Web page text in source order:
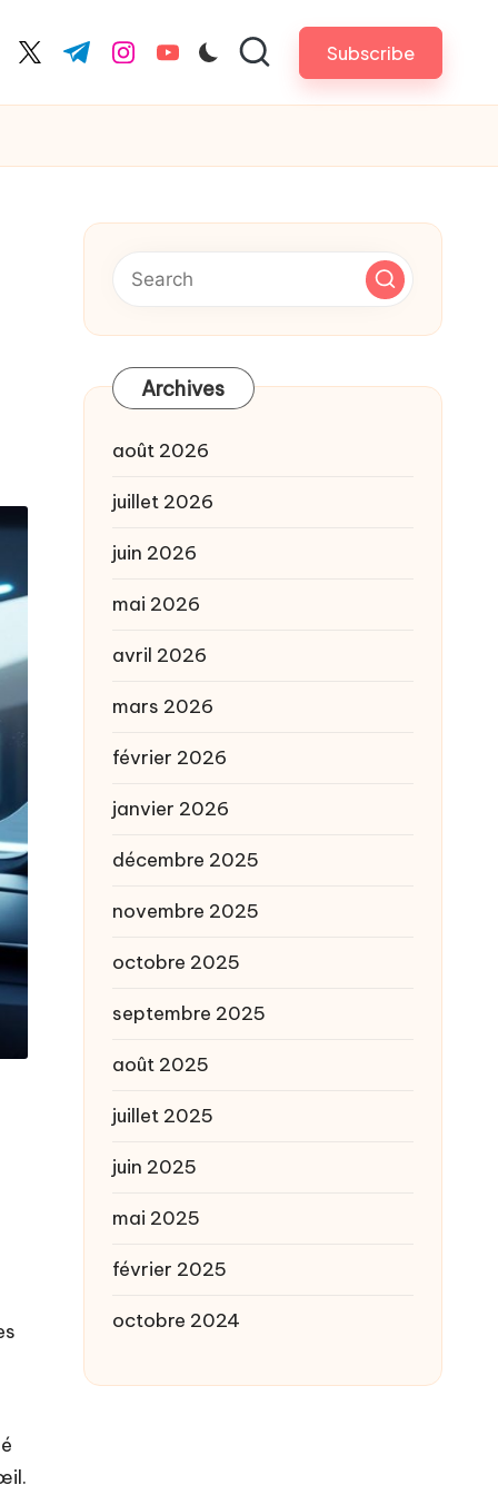
twitter.com
t.me instagram.com
youtube.com Subscribe
Archives
août 2026
juillet 2026
juin 2026
mai 2026
avril 2026
mars 2026
février 2026
janvier 2026
décembre 2025
novembre 2025
octobre 2025
septembre 2025
août 2025
juillet 2025
juin 2025
mai 2025
février 2025
octobre 2024